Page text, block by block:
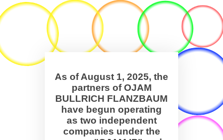
As of August 1, 2025, the
partners of OJAM
BULLRICH FLANZBAUM
have begun operating
as two independent
companies under the